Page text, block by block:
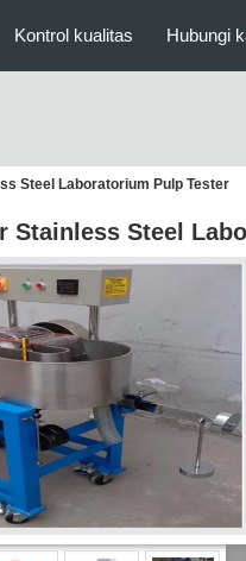
Kontrol kualitas Hubungi
Steel Laboratorium Pulp Tester
Stainless Steel